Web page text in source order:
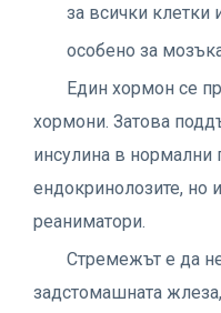
за всички клетки
особено за
Един хормон се
хормони. Затова
инсулина в нормални
ендокринолозите, но
реаниматори.
Стремежът е да
задстомашната